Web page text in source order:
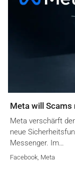
Meta will
Meta verschärft
neue
Messenger. Im…
Facebook Meta